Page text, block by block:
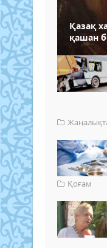
Қазақ
қашан
Қоғам